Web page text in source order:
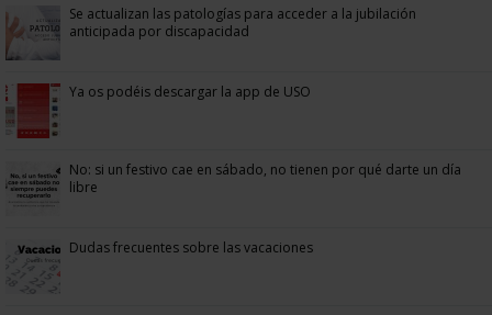
Se actualizan las patologías para acceder a la jubilación
anticipada por discapacidad
Ya os podéis descargar la app de USO
No: si un festivo cae en sábado, no tienen por qué darte un día
libre
Dudas frecuentes sobre las vacaciones